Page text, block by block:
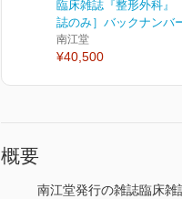
臨床雑誌『整形外科』
誌のみ］バックナンバ
南江堂
¥40,500
概要
南江堂発行の雑誌臨床雑